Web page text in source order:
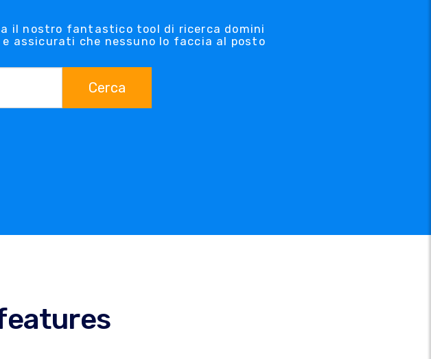
il nostro fantastico tool di ricerca domini
e assicurati che nessuno lo faccia al posto
Cerca